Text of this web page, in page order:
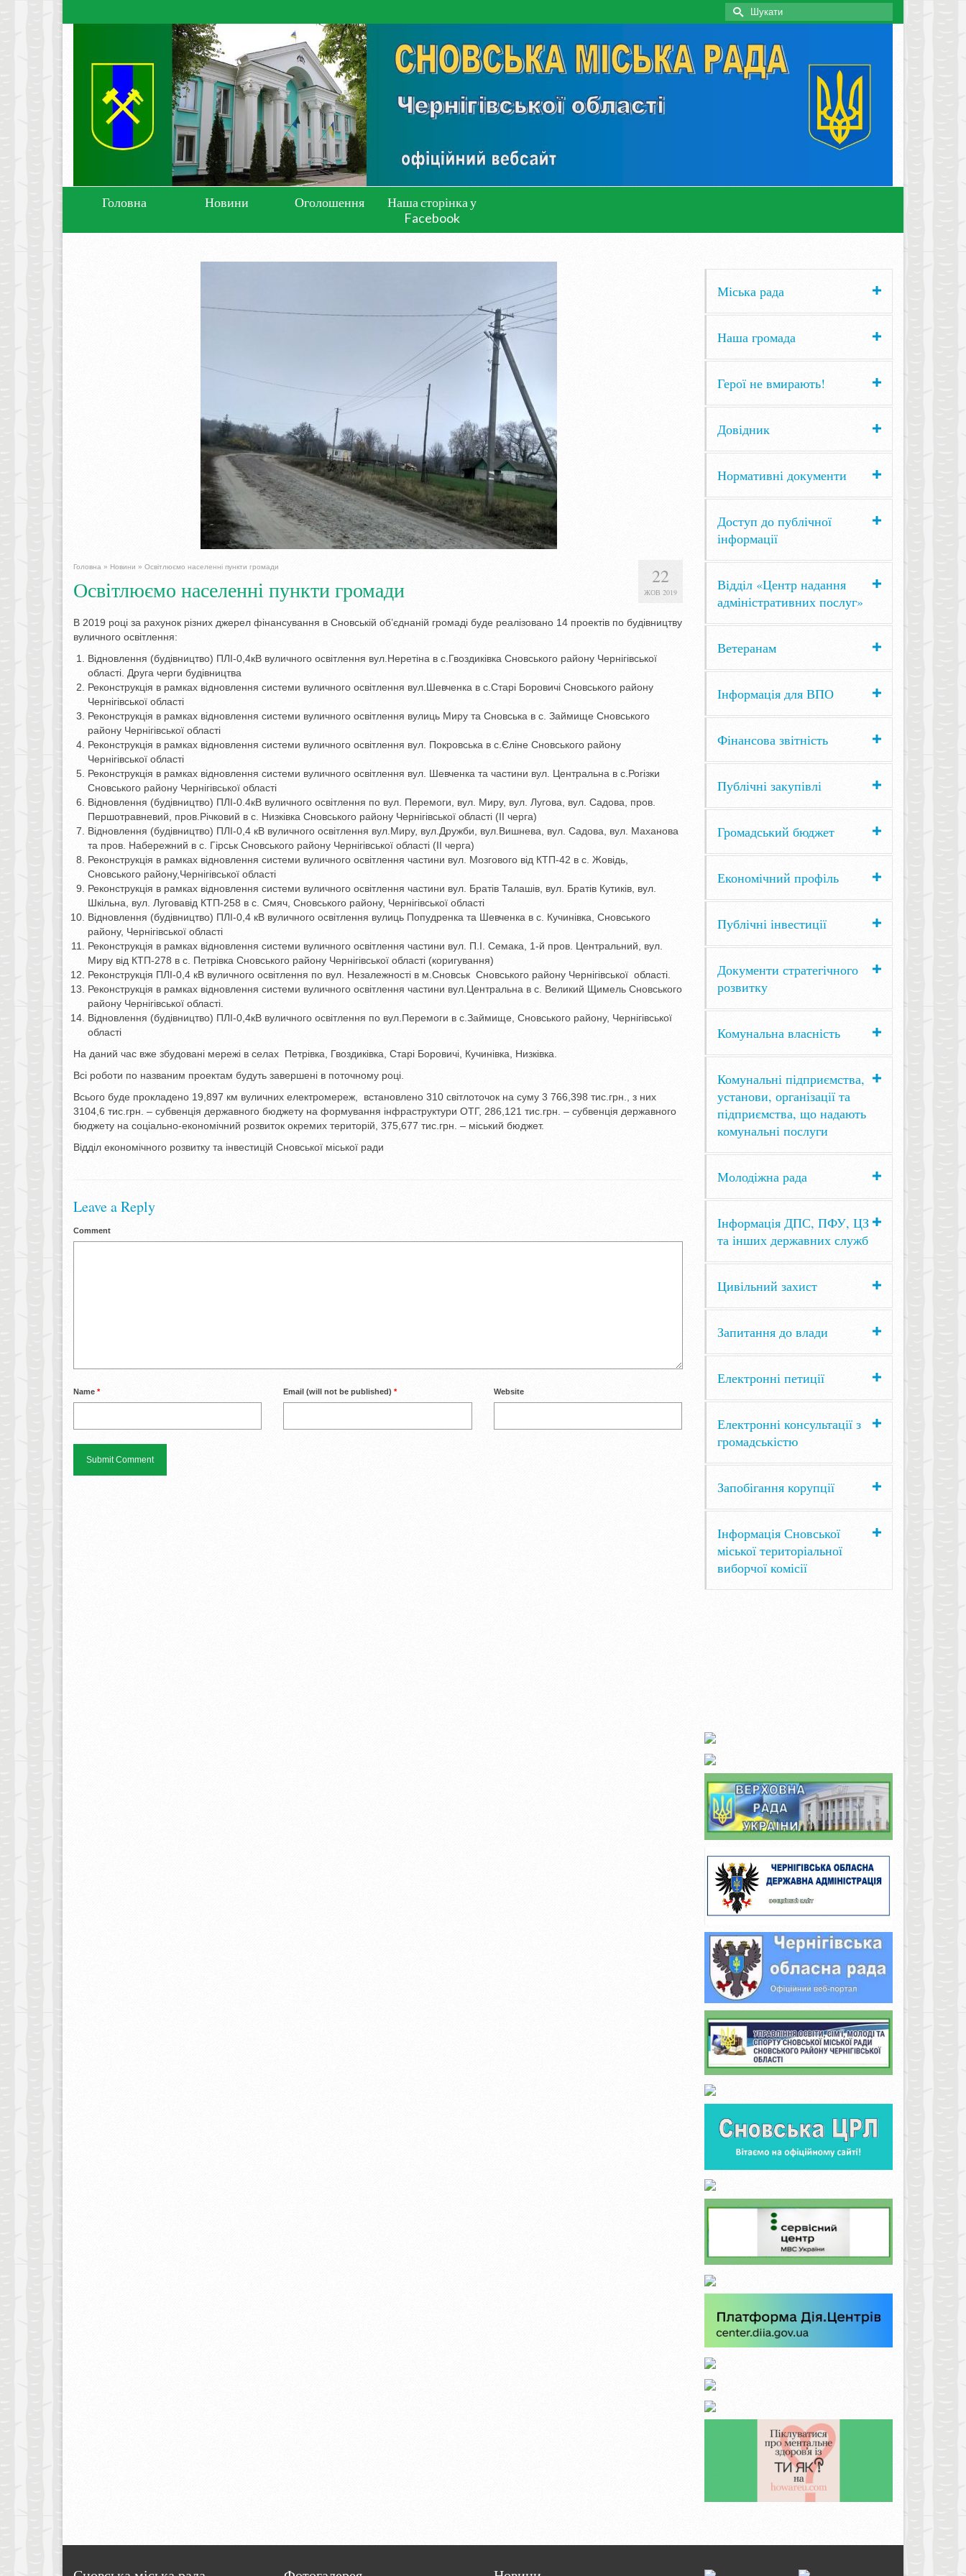
Search
for:
Головна Новини Оголошення
Наша сторінка у
Facebook
22
ЖОВ 2019
Головна » Новини » Освітлюємо населенні пункти громади
Освітлюємо населенні пункти громади
В 2019 році за рахунок різних джерел фінансування в Сновській об’єднаній громаді буде реалізовано 14 проектів по будівництву
вуличного освітлення:
Відновлення (будівництво) ПЛІ-0,4кВ вуличного освітлення вул.Неретіна в с.Гвоздиківка Сновського району Чернігівської
області. Друга черги будівництва
Реконструкція в рамках відновлення системи вуличного освітлення вул.Шевченка в с.Старі Боровичі Сновського району
Чернігівської області
Реконструкція в рамках відновлення системи вуличного освітлення вулиць Миру та Сновська в с. Займище Сновського
району Чернігівської області
Реконструкція в рамках відновлення системи вуличного освітлення вул. Покровська в с.Єліне Сновського району
Чернігівської області
Реконструкція в рамках відновлення системи вуличного освітлення вул. Шевченка та частини вул. Центральна в с.Рогізки
Сновського району Чернігівської області
Відновлення (будівництво) ПЛІ-0.4кВ вуличного освітлення по вул. Перемоги, вул. Миру, вул. Лугова, вул. Садова, пров.
Першотравневий, пров.Річковий в с. Низківка Сновського району Чернігівської області (ІІ черга)
Відновлення (будівництво) ПЛІ-0,4 кВ вуличного освітлення вул.Миру, вул.Дружби, вул.Вишнева, вул. Садова, вул. Маханова
та пров. Набережний в с. Гірськ Сновського району Чернігівської області (ІІ черга)
Реконструкція в рамках відновлення системи вуличного освітлення частини вул. Мозгового від КТП-42 в с. Жовідь,
Сновського району,Чернігівської області
Реконструкція в рамках відновлення системи вуличного освітлення частини вул. Братів Талашів, вул. Братів Кутиків, вул.
Шкільна, вул. Луговавід КТП-258 в с. Смяч, Сновського району, Чернігівської області
Відновлення (будівництво) ПЛІ-0,4 кВ вуличного освітлення вулиць Попудренка та Шевченка в с. Кучинівка, Сновського
району, Чернігівської області
Реконструкція в рамках відновлення системи вуличного освітлення частини вул. П.І. Семака, 1-й пров. Центральний, вул.
Миру від КТП-278 в с. Петрівка Сновського району Чернігівської області (коригування)
Реконструкція ПЛІ-0,4 кВ вуличного освітлення по вул. Незалежності в м.Сновськ Сновського району Чернігівської області.
Реконструкція в рамках відновлення системи вуличного освітлення частини вул.Центральна в с. Великий Щимель Сновського
району Чернігівської області.
Відновлення (будівництво) ПЛІ-0,4кВ вуличного освітлення по вул.Перемоги в с.Займище, Сновського району, Чернігівської
області
На даний час вже збудовані мережі в селах Петрівка, Гвоздиківка, Старі Боровичі, Кучинівка, Низківка.
Всі роботи по названим проектам будуть завершені в поточному році.
Всього буде прокладено 19,897 км вуличних електромереж, встановлено 310 світлоточок на суму 3 766,398 тис.грн., з них
3104,6 тис.грн. – субвенція державного бюджету на формування інфраструктури ОТГ, 286,121 тис.грн. – субвенція державного
бюджету на соціально-економічний розвиток окремих територій, 375,677 тис.грн. – міський бюджет.
Відділ економічного розвитку та інвестицій Сновської міської ради
Leave a Reply
Comment
Name * Email (will not be published)* Website
Міська рада
Наша громада
Герої не вмирають!
Довідник
Нормативні документи
Доступ до публічної
інформації
Відділ «Центр надання
адміністративних послуг»
Ветеранам
Інформація для ВПО
Фінансова звітність
Публічні закупівлі
Громадський бюджет
Економічний профіль
Публічні інвестиції
Документи стратегічного
розвитку
Комунальна власність
Комунальні підприємства,
установи, організації та
підприємства, що надають
комунальні послуги
Молодіжна рада
Інформація ДПС, ПФУ, ЦЗ
та інших державних служб
Цивільний захист
Запитання до влади
Електронні петиції
Електронні консультації з
громадськістю
Запобігання корупції
Інформація Сновської
міської територіальної
виборчої комісії